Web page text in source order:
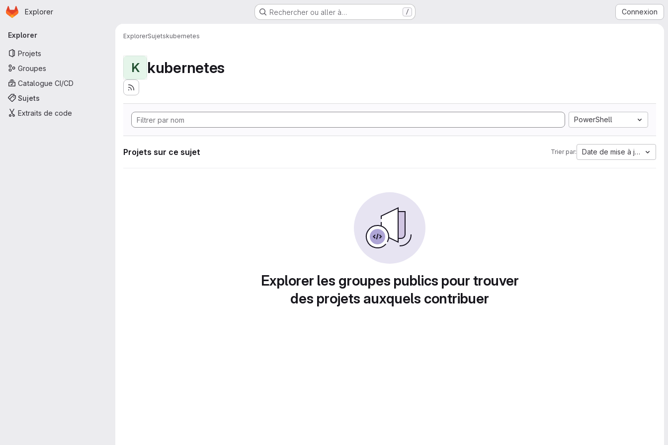
Passer au contenu principal
Page d'accueil
Explorer Rechercher ou aller à… / Connexion
Navigation principale
Explorer
Projets
Groupes
Catalogue CI/CD
Sujets
Extraits de code
ExplorerSujetskubernetes
K kubernetes
PowerShell
Projets sur ce sujet Trier par: Date de mise à jour
Explorer les groupes publics pour trouver
des projets auxquels contribuer